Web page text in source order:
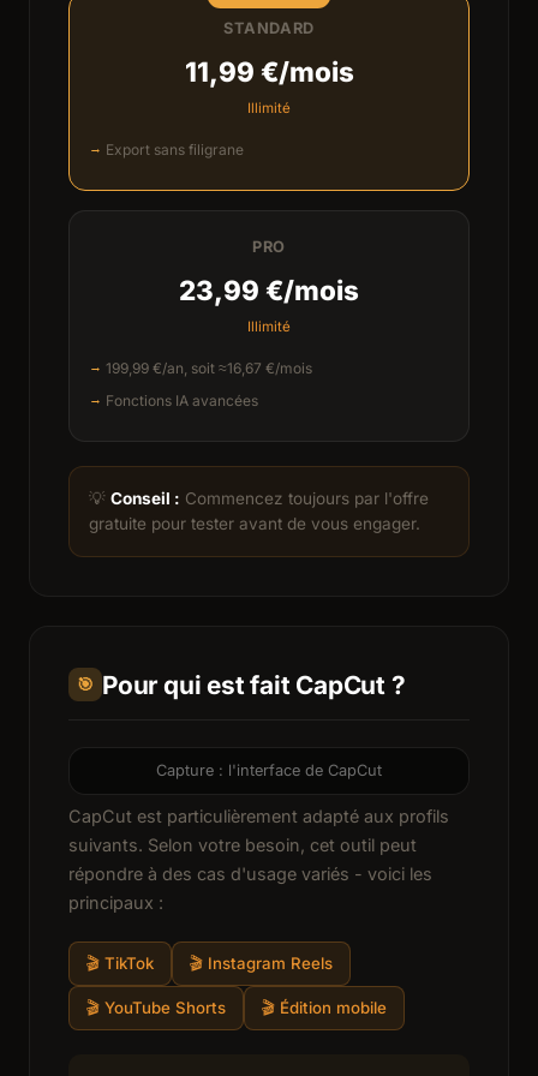
STANDARD
11,99 €/mois
Illimité
Export sans filigrane
PRO
23,99 €/mois
Illimité
199,99 €/an, soit ≈16,67 €/mois
Fonctions IA avancées
💡 Conseil : Commencez toujours par l'offre
gratuite pour tester avant de vous engager.
🎯 Pour qui est fait CapCut ?
Capture : l'interface de CapCut
CapCut est particulièrement adapté aux profils
suivants. Selon votre besoin, cet outil peut
répondre à des cas d'usage variés - voici les
principaux :
🎬 TikTok 🎬 Instagram Reels
🎬 YouTube Shorts 🎬 Édition mobile